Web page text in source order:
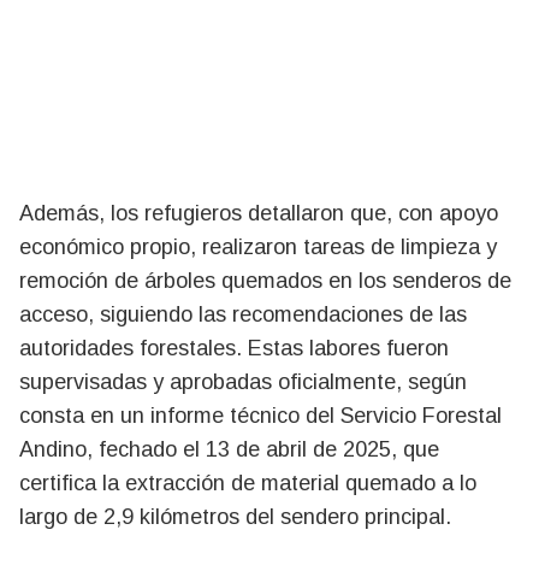
Además, los refugieros detallaron que, con apoyo
económico propio, realizaron tareas de limpieza y
remoción de árboles quemados en los senderos de
acceso, siguiendo las recomendaciones de las
autoridades forestales. Estas labores fueron
supervisadas y aprobadas oficialmente, según
consta en un informe técnico del Servicio Forestal
Andino, fechado el 13 de abril de 2025, que
certifica la extracción de material quemado a lo
largo de 2,9 kilómetros del sendero principal.